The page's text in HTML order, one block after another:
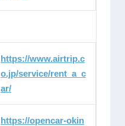
https://www.airtrip.c
o.jp/service/rent_a_c
ar/
https://opencar-okin